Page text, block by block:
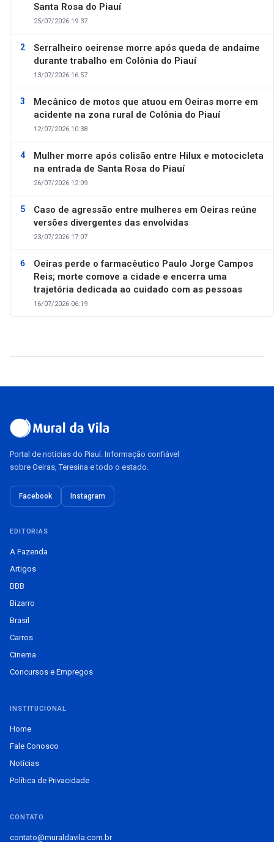
Santa Rosa do Piauí
25/07/2026 19:37
Serralheiro oeirense morre após queda de andaime
durante trabalho em Colônia do Piauí
13/07/2026 16:57
Mecânico de motos que atuou em Oeiras morre em
acidente na zona rural de Colônia do Piauí
12/07/2026 10:38
Mulher morre após colisão entre Hilux e motocicleta
na entrada de Santa Rosa do Piauí
26/07/2026 12:09
Caso de agressão entre mulheres em Oeiras reúne
versões divergentes das envolvidas
23/07/2026 17:07
Oeiras perde o farmacêutico Paulo Jorge Campos
Reis; morte comove a cidade e encerra uma
trajetória dedicada ao cuidado com as pessoas
16/07/2026 06:19
Portal de notícias do Piauí. Informação confiável
sobre Oeiras, Teresina e todo o estado.
Facebook Instagram
EDITORIAS
A Fazenda
Artigos
BBB
Bizarro
Brasil
Carros
Cinema
Concursos e Empregos
INSTITUCIONAL
Home
Fale Conosco
Notícias
Política de Privacidade
CONTATO
contato@muraldavila.com.br